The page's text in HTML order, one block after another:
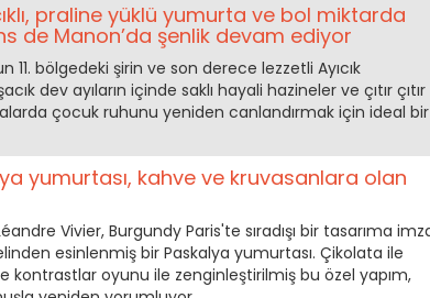
praline yüklü yumurta ve bol miktarda
de Manon’da şenlik devam ediyor
11. bölgedeki şirin ve son derece lezzetli Ayıcık
dev ayıların içinde saklı hayali hazineler ve çıtır çıtır
çocuk ruhunu yeniden canlandırmak için ideal bir
yumurtası, kahve ve kruvasanlara olan
Vivier, Burgundy Paris'te sıradışı bir tasarıma
esinlenmiş bir Paskalya yumurtası. Çikolata ile
kontrastlar oyunu ile zenginleştirilmiş bu özel yapım,